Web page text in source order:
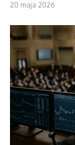
20 maja 2026